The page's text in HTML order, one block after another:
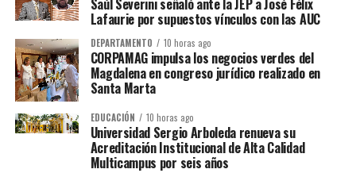
Saúl Severini señaló ante la JEP a José Félix
Lafaurie por supuestos vínculos con las AUC
DEPARTAMENTO 10 horas ago
CORPAMAG impulsa los negocios verdes del
Magdalena en congreso jurídico realizado en
Santa Marta
EDUCACIÓN 10 horas ago
Universidad Sergio Arboleda renueva su
Acreditación Institucional de Alta Calidad
Multicampus por seis años